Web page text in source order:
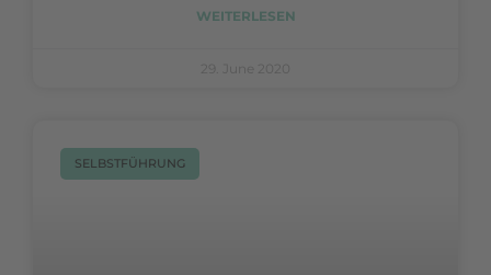
WEITERLESEN
SELBSTFÜHRUNG